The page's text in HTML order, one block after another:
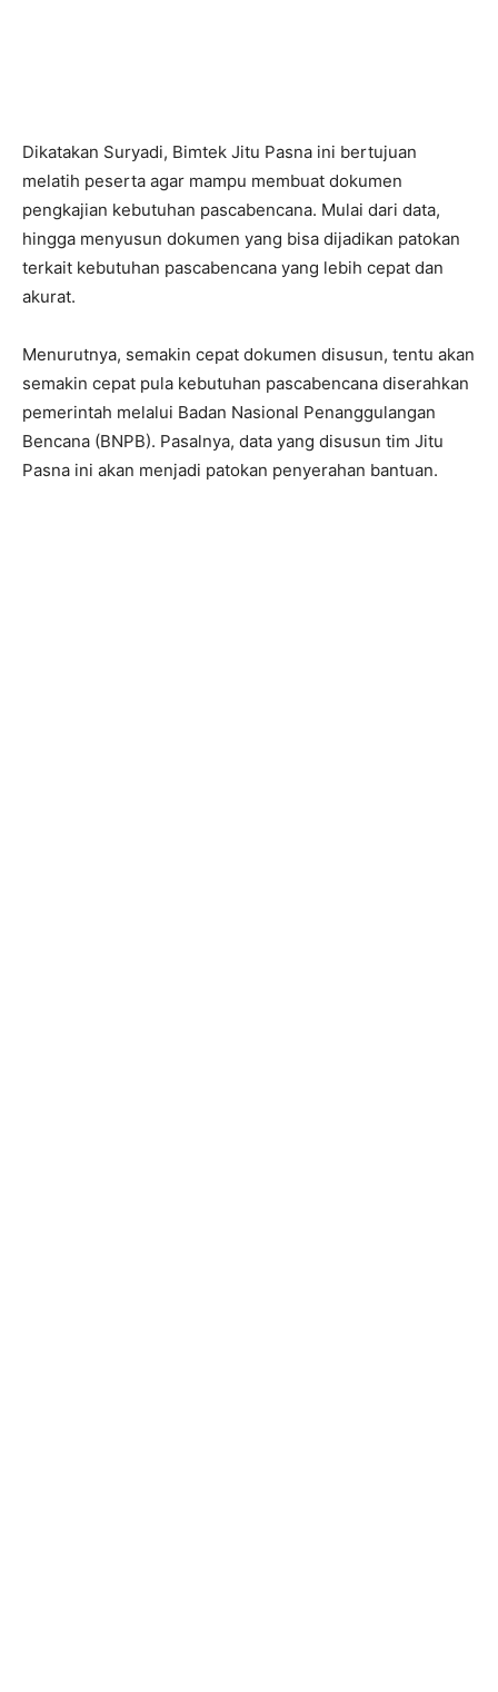
Dikatakan Suryadi, Bimtek Jitu Pasna ini bertujuan
melatih peserta agar mampu membuat dokumen
pengkajian kebutuhan pascabencana. Mulai dari data,
hingga menyusun dokumen yang bisa dijadikan patokan
terkait kebutuhan pascabencana yang lebih cepat dan
akurat.
Menurutnya, semakin cepat dokumen disusun, tentu akan
semakin cepat pula kebutuhan pascabencana diserahkan
pemerintah melalui Badan Nasional Penanggulangan
Bencana (BNPB). Pasalnya, data yang disusun tim Jitu
Pasna ini akan menjadi patokan penyerahan bantuan.